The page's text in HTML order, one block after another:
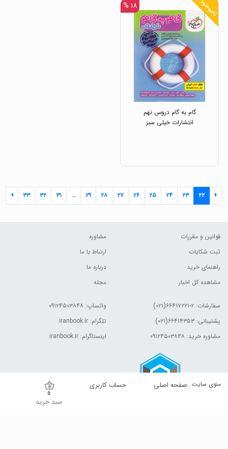
صفحه اصلی منوی سایت حساب کاربری
0
سبد خرید
ناموجود ۱۸ %
گام به گام دروس نهم
انتشارات خیلی سبز
۲۲ ۲۳ ۲۴ ۲۵ ۲۶ ۲۷ ۲۸ ۲۹ ... ۳۱ ۳۲ ۳۳
قوانین و مقررات
ثبت شکایات
راهنمای خرید
مشاهده کل اخبار
مشاوره
ارتباط با ما
درباره ما
مجله
سفارشات: ۲-۶۶۴۱۷۲۲۱(۰۲۱)
پشتیبانی: ۶۶۴۱۴۳۵۳(۰۲۱)
مشاوره خرید: ۰۹۱۲۴۵۰۳۸۴۸
واتساپ: ۰۹۱۲۴۵۰۳۸۴۸
تلگرام: iranbook.ir
اینستاگرام: iranbook.ir